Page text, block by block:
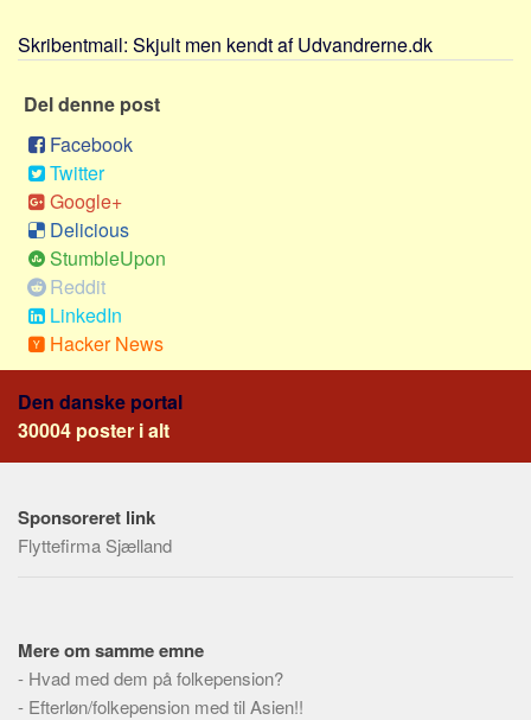
Sverige
Norge
Thailand
Italien
Grækenland
USA
Alle
Nøgleord
Bolig
Job
Virksomhed
Pension og opsparing
Forbrug
Alle
Aspekter
Skribentmail: Skjult men kendt af Udvandrerne.dk
Del denne post
Facebook
Twitter
Google+
Delicious
StumbleUpon
Reddit
LinkedIn
Hacker News
Den danske portal
30004 poster i alt
Sponsoreret link
Flyttefirma Sjælland
Mere om samme emne
- Hvad med dem på folkepension?
- Efterløn/folkepension med til Asien!!